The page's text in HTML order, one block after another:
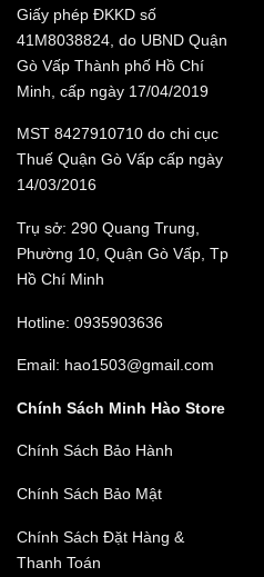
Giấy phép ĐKKD số
41M8038824, do UBND Quận
Gò Vấp Thành phố Hồ Chí
Minh, cấp ngày 17/04/2019
MST 8427910710 do chi cục
Thuế Quận Gò Vấp cấp ngày
14/03/2016
Trụ sở: 290 Quang Trung,
Phường 10, Quận Gò Vấp, Tp
Hồ Chí Minh
Hotline: 0935903636
Email: hao1503@gmail.com
Chính Sách Minh Hào Store
Chính Sách Bảo Hành
Chính Sách Bảo Mật
Chính Sách Đặt Hàng &
Thanh Toán